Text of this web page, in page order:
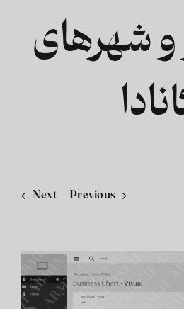
فارسی
و شهرهای
Previous
Next